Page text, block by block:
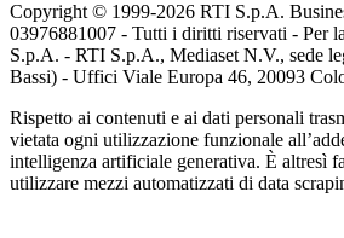
Copyright © 1999-2026 RTI S.p.A.
03976881007 - Tutti i diritti riservati - Per
S.p.A. - RTI S.p.A., Mediaset N.V., sede
Bassi) - Uffici Viale Europa 46, 20093
Rispetto ai contenuti e ai dati personali
vietata ogni utilizzazione funzionale
intelligenza artificiale generativa. È altresì
utilizzare mezzi automatizzati di data